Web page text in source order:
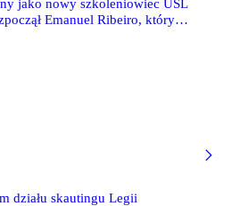
jako nowy szkoleniowiec USL
Emanuel Ribeiro, który
działu skautingu Legii